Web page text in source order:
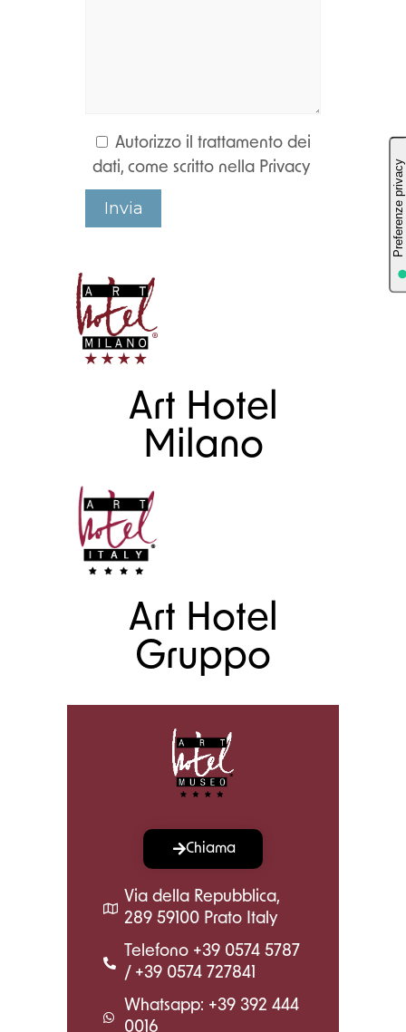
Autorizzo il trattamento dei
dati, come scritto nella Privacy
Art Hotel
Milano
Art Hotel
Gruppo
Chiama
Via della Repubblica,
289 59100 Prato Italy
Telefono +39 0574 5787
/ +39 0574 727841
Whatsapp: +39 392 444
0016